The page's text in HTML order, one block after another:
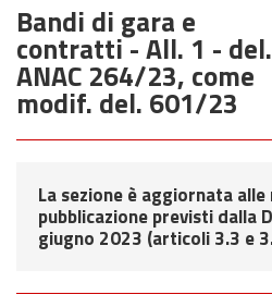
Bandi di gara e
contratti - All. 1 - del.
ANAC 264/23, come
modif. del. 601/23
La sezione è aggiornata
pubblicazione previsti dalla
giugno 2023 (articoli 3.3 e